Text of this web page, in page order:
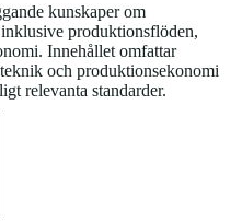
kunskaper om
produktionsflöden,
Innehållet omfattar
och produktionsekonomi
relevanta standarder.